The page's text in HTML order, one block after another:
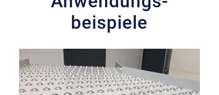
beispiele